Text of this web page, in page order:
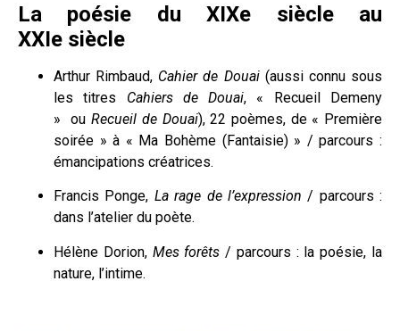
La poésie du XIXe siècle au
XXIe siècle
Arthur Rimbaud, Cahier de Douai(aussi connu sous
les titres Cahiers de Douai, « Recueil Demeny
»
ou Recueil de Douai), 22 poèmes, de « Première
soirée » à « Ma Bohème (Fantaisie) » / parcours :
émancipations créatrices.
Francis Ponge, La rage de l’expression / parcours :
dans l’atelier du poète.
Hélène Dorion, Mes forêts / parcours : la poésie, la
nature, l’intime.